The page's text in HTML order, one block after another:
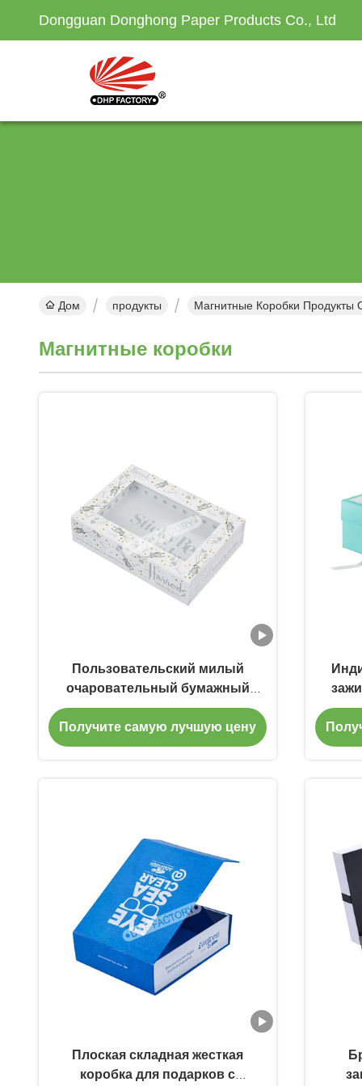
Dongguan Donghong Paper Products Co., Ltd
Дом продукты Магнитные Коробки Продукты
Магнитные коробки
Пользовательский милый
очаровательный бумажный
картонный магнитный ПВХ
оконный подарочный
упаковочный ящик
Получите самую лучшую цену
Плоская складная жесткая
коробка для подарков с